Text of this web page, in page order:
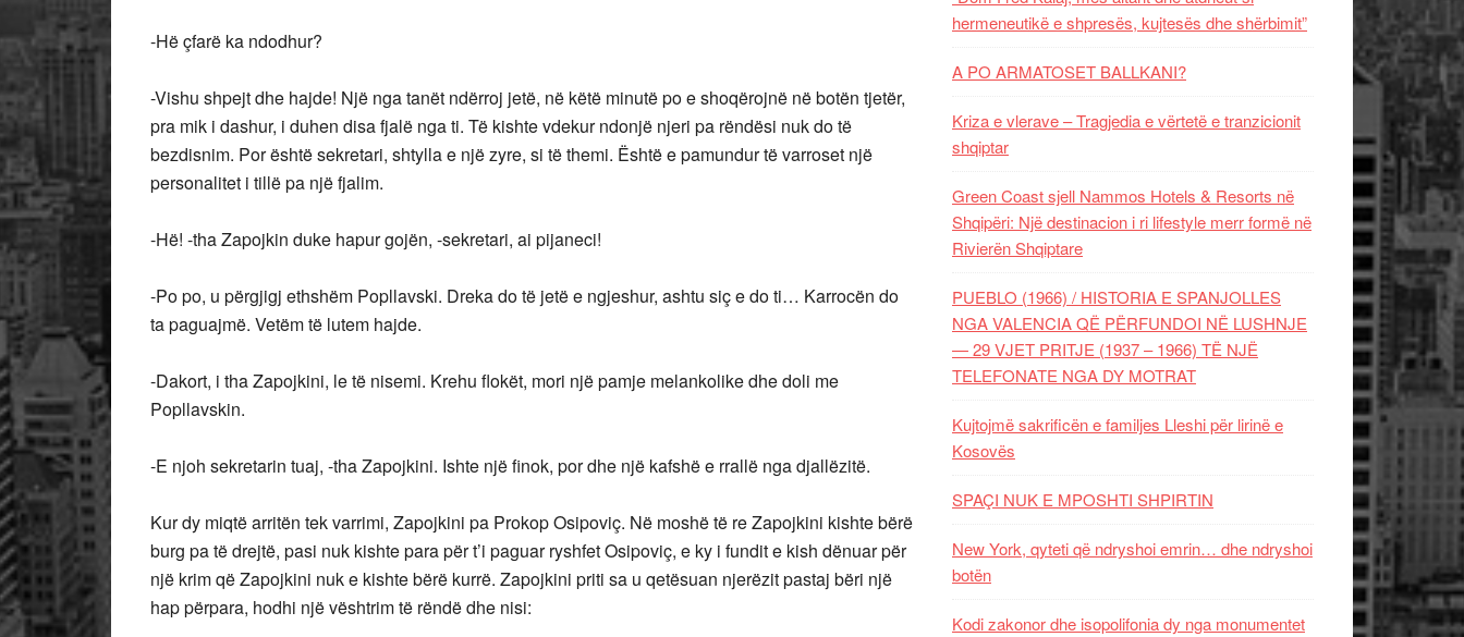
-Hë çfarë ka ndodhur?
-Vishu shpejt dhe hajde! Një nga tanët ndërroj jetë, në këtë minutë po e shoqërojnë në botën tjetër,
pra mik i dashur, i duhen disa fjalë nga ti. Të kishte vdekur ndonjë njeri pa rëndësi nuk do të
bezdisnim. Por është sekretari, shtylla e një zyre, si të themi. Është e pamundur të varroset një
personalitet i tillë pa një fjalim.
-Hë! -tha Zapojkin duke hapur gojën, -sekretari, ai pijaneci!
-Po po, u përgjigj ethshëm Popllavski. Dreka do të jetë e ngjeshur, ashtu siç e do ti… Karrocën do
ta paguajmë. Vetëm të lutem hajde.
-Dakort, i tha Zapojkini, le të nisemi. Krehu flokët, mori një pamje melankolike dhe doli me
Popllavskin.
-E njoh sekretarin tuaj, -tha Zapojkini. Ishte një finok, por dhe një kafshë e rrallë nga djallëzitë.
Kur dy miqtë arritën tek varrimi, Zapojkini pa Prokop Osipoviç. Në moshë të re Zapojkini kishte bërë
burg pa të drejtë, pasi nuk kishte para për t’i paguar ryshfet Osipoviç, e ky i fundit e kish dënuar për
një krim që Zapojkini nuk e kishte bërë kurrë. Zapojkini priti sa u qetësuan njerëzit pastaj bëri një
hap përpara, hodhi një vështrim të rëndë dhe nisi:
hermeneutikë e shpresës, kujtesës dhe shërbimit”
A PO ARMATOSET BALLKANI?
Kriza e vlerave – Tragjedia e vërtetë e tranzicionit
shqiptar
Green Coast sjell Nammos Hotels & Resorts në
Shqipëri: Një destinacion i ri lifestyle merr formë në
Rivierën Shqiptare
PUEBLO (1966) / HISTORIA E SPANJOLLES
NGA VALENCIA QË PËRFUNDOI NË LUSHNJE
— 29 VJET PRITJE (1937 – 1966) TË NJË
TELEFONATE NGA DY MOTRAT
Kujtojmë sakrificën e familjes Lleshi për lirinë e
Kosovës
SPAÇI NUK E MPOSHTI SHPIRTIN
New York, qyteti që ndryshoi emrin… dhe ndryshoi
botën
Kodi zakonor dhe isopolifonia dy nga monumentet